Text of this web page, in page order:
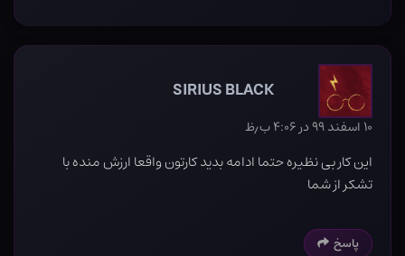
SIRIUS BLACK
۱۰ اسفند ۹۹ در ۴:۰۶ ب٫ظ
این کار بی نظیره حتما ادامه بدید کارتون واقعا ارزش منده با
تشکر از شما
پاسخ